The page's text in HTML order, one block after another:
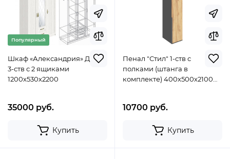
Популярный
Шкаф «Александрия» ДА-01
3-ств с 2 ящиками
1200х530х2200
35000 руб.
Купить
Пенал "Стил" 1-ств с
полками (штанга в
комплекте) 400х500х2100
10700 руб.
Купить